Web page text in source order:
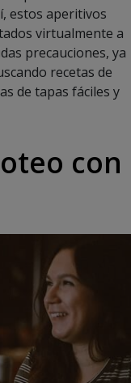
estos aperitivos
virtualmente a
precauciones, ya
recetas de
de tapas fáciles y
con